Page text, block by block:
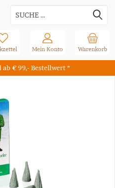
ab € 99,- Bestellwert *
Warenkorb
Mein Konto